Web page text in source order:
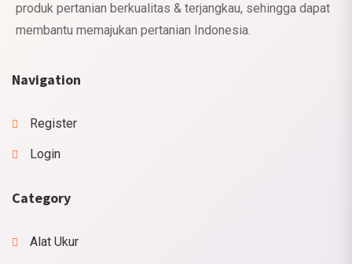
produk pertanian berkualitas & terjangkau, sehingga dapat
membantu memajukan pertanian Indonesia.
Navigation
Register
Login
Category
Alat Ukur